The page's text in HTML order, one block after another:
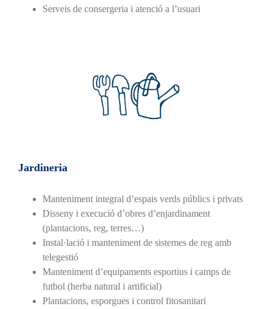
Serveis de consergeria i atenció a l’usuari
Jardineria
Manteniment integral d’espais verds públics i privats
Disseny i execució d’obres d’enjardinament
(plantacions, reg, terres…)
Instal·lació i manteniment de sistemes de reg amb
telegestió
Manteniment d’equipaments esportius i camps de
futbol (herba natural i artificial)
Plantacions, esporgues i control fitosanitari